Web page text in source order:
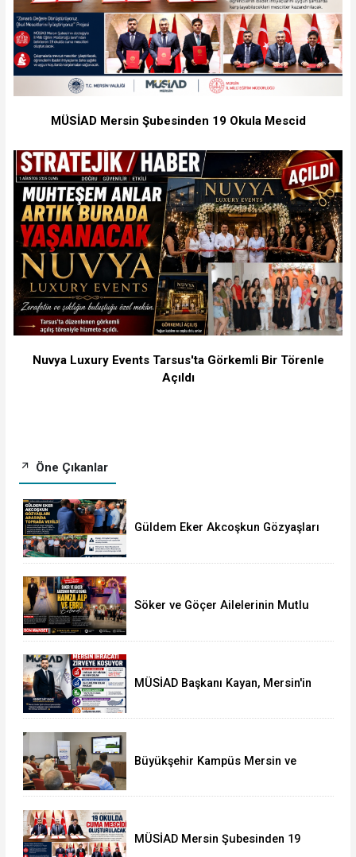
MÜSİAD Mersin Şubesinden 19 Okula Mescid
Nuvya Luxury Events Tarsus'ta Görkemli Bir Törenle
Açıldı
Öne Çıkanlar
Güldem Eker Akcoşkun Gözyaşları
Söker ve Göçer Ailelerinin Mutlu
MÜSİAD Başkanı Kayan, Mersin'in
Büyükşehir Kampüs Mersin ve
MÜSİAD Mersin Şubesinden 19